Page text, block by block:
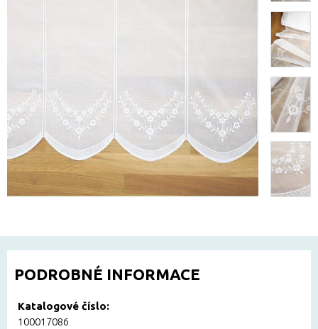
PODROBNÉ INFORMACE
Katalogové číslo:
100017086